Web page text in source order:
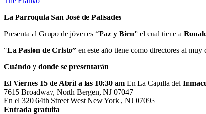
La Parroquia San José de Palisades
Presenta al Grupo de jóvenes “Paz y Bien” el cual tiene a
“La Pasión de Cristo” en este año tiene como directores al
Cuándo y donde se presentarán
El Viernes 15 de Abril a las 10:30 am En La Capilla del
7615 Broadway, North Bergen, NJ 07047
En el 320 64th Street West New York , NJ 07093
Entrada gratuita